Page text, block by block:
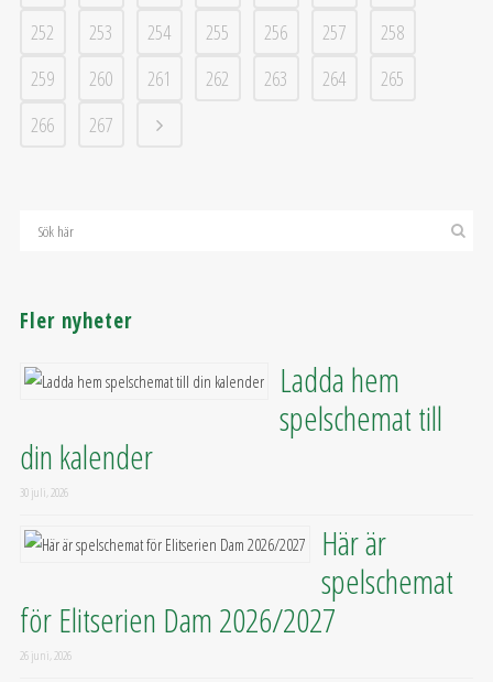
252
253 254 255 256 257
258
259
260 261 262 263 264
265
266
267
Fler nyheter
Ladda hem
spelschemat till
din kalender
30 juli, 2026
Här är
spelschemat
för Elitserien Dam 2026/2027
26 juni, 2026